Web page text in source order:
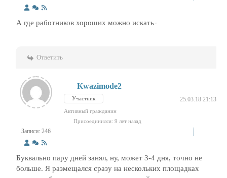
А где работников хороших можно искать
Ответить
Записи: 246
Kwazimode2
Участник 25.03.18 21:13
Активный гражданин
Присоединился: 9 лет назад
Буквально пару дней занял, ну, может 3-4 дня, точно не
больше. Я размещался сразу на нескольких площадках